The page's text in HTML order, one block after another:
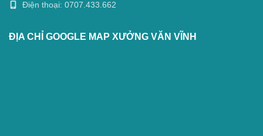
Điện thoại: 0707.433.662
ĐỊA CHỈ GOOGLE MAP XƯỞNG VĂN VĨNH